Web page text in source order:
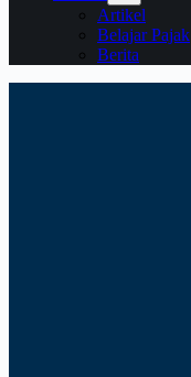
Artikel
Belajar Pajak
Berita